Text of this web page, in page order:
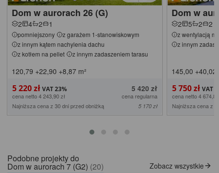
Dom w aurorach 26 (G)
2 4 2 1
pomniejszony
z garażem 1-stanowiskowym
z innym kątem nachylenia dachu
z kotłem na pellet
z innym zadaszeniem tarasu
120,79 +22,90 +8,87 m²
5 220 zł 5 420 zł
cena netto 4 243,90 zł
cena regularna
Najniższa cena z 30 dni przed obniżką
5 170 zł
Dom w
2 5 2 2
z wentylacją
z innym
145,00 +40,02
5 750 zł
cena netto 4
Najniższa cena z
Podobne projekty do
Dom w aurorach 7 (G2) (20) Zobacz wszystkie